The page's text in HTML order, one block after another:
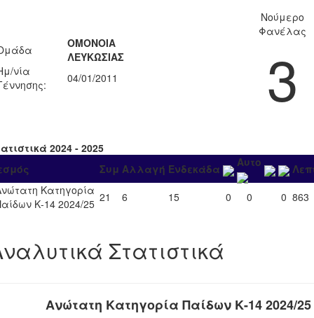
ΟΜΟΝΟΙΑ
ΛΕΥΚΩΣΙΑΣ
νία
04/01/2011
Νούμερο
Φανέλας
3
2024 - 2025
Συμ Αλλαγή Ενδεκάδα Αυτο
Κατηγορία
Κ-14 2024/25 21 6 15 0 0 0 863
Στατιστικά
Ανώτατη Κατηγορία Παίδων Κ-14 2024/25